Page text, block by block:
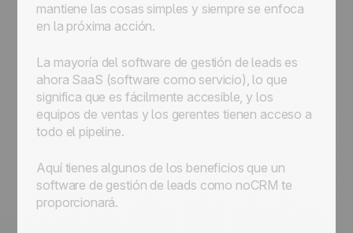
mantiene las cosas simples y siempre se enfoca
en la próxima acción.
La mayoría del software de gestión de leads es
ahora SaaS (software como servicio), lo que
significa que es fácilmente accesible, y los
equipos de ventas y los gerentes tienen acceso a
todo el pipeline.
Aquí tienes algunos de los beneficios que un
software de gestión de leads como noCRM te
proporcionará.